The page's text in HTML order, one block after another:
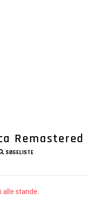
Remastered
SØGELISTE
alle stande.